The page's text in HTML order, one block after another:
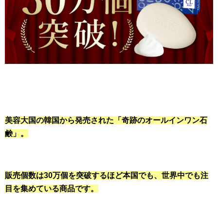
美容大国の韓国から発売された「奇跡のオールインワン石
鹸」。
販売個数は30万個を突破するほど本国でも、世界中でも注
目を集めている商品です。